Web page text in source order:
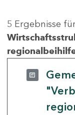
5 Ergebnisse